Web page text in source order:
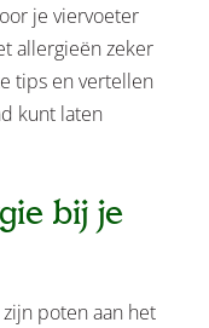
je viervoeter
allergieën zeker
tips en vertellen
kunt laten
bij je
poten aan het